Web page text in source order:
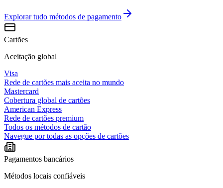
Explorar tudo métodos de pagamento
Cartões
Aceitação global
Visa
Rede de cartões mais aceita no mundo
Mastercard
Cobertura global de cartões
American Express
Rede de cartões premium
Todos os métodos de cartão
Navegue por todas as opções de cartões
Pagamentos bancários
Métodos locais confiáveis